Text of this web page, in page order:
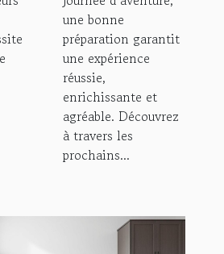
une bonne
préparation garantit
une expérience
réussie,
enrichissante et
agréable. Découvrez
à travers les
prochains...